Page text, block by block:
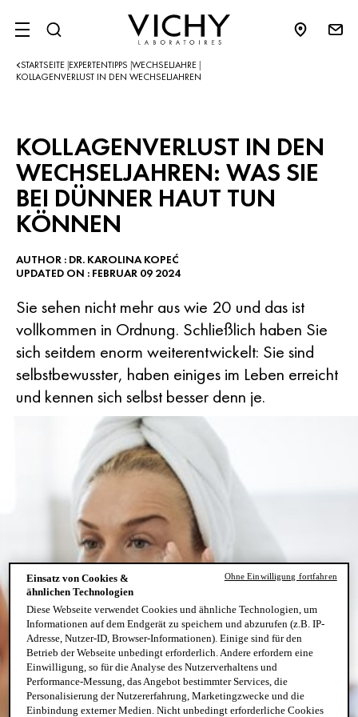
SITE MENU
STARTSEITE EXPERTENTIPPS WECHSELJAHRE
KOLLAGENVERLUST IN DEN WECHSELJAHREN
KOLLAGENVERLUST IN DEN
WECHSELJAHREN: WAS SIE
BEI DÜNNER HAUT TUN
KÖNNEN
Sie sehen nicht mehr aus wie 20 und das ist
vollkommen in Ordnung. Schließlich haben Sie
sich seitdem enorm weiterentwickelt: Sie sind
selbstbewusster, haben einiges im Leben erreicht
und kennen sich selbst besser denn je.
AUTHOR : DR. KAROLINA KOPEĆ
UPDATED ON : FEBRUAR 09 2024
Einsatz von Cookies &
ähnlichen Technologien
Diese Webseite verwendet Cookies und ähnliche Technologien, um
Informationen auf dem Endgerät zu speichern und abzurufen (z.B. IP-
Adresse, Nutzer-ID, Browser-Informationen). Einige sind für den
Betrieb der Webseite unbedingt erforderlich. Andere erfordern eine
Einwilligung, so für die Analyse des Nutzerverhaltens und
Performance-Messung, das Angebot bestimmter Services, die
Personalisierung der Nutzererfahrung, Marketingzwecke und die
Einbindung externer Medien. Nicht unbedingt erforderliche Cookies
Ohne Einwilligung fortfahren